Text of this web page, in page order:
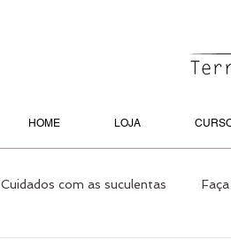
HOME LOJA
Cuidados com as suculentas